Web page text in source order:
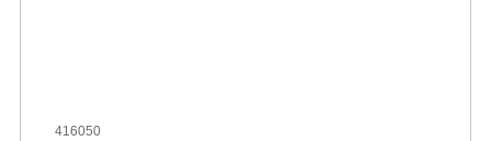
416050